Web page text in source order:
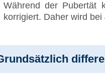
Während der Pubertät
korrigiert. Daher wird